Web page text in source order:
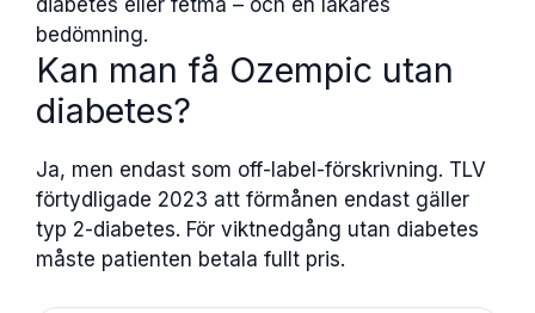
bedömning.
Kan man få Ozempic utan
diabetes?
Ja, men endast som off-label-förskrivning. TLV
förtydligade 2023 att förmånen endast gäller
typ 2-diabetes. För viktnedgång utan diabetes
måste patienten betala fullt pris.